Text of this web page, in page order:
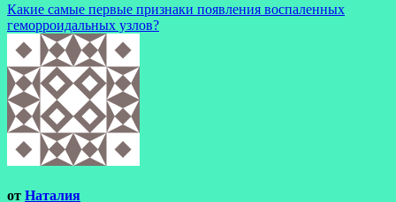
Навигация
по
записям
Какие самые первые признаки появления воспаленных
геморроидальных узлов?
от Наталия